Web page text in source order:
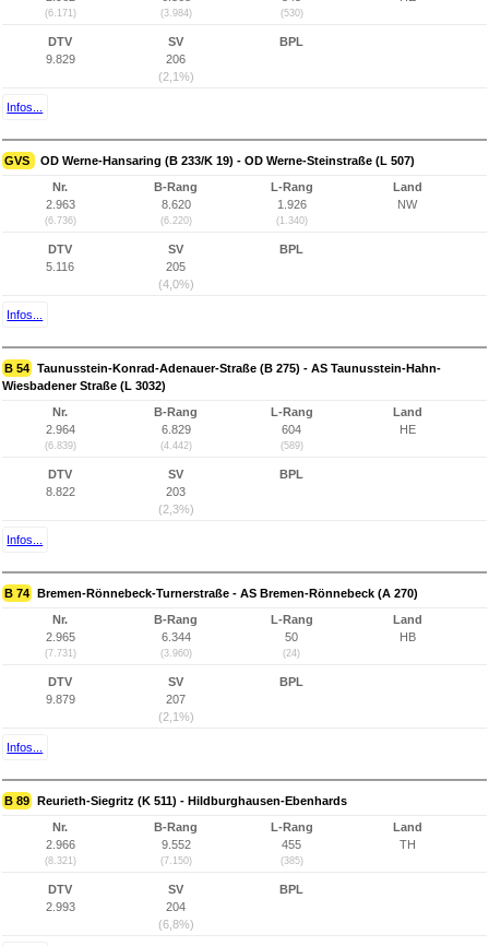
(6.171) (3.984) (530)
DTV
9.829
SV
206
(2,1%)
BPL
Infos...
GVS OD Werne-Hansaring (B 233/K 19) - OD Werne-Steinstraße (L 507)
Nr.
2.963
(6.736)
B-Rang
8.620
(6.220)
L-Rang
1.926
(1.340)
Land
NW
DTV
5.116
SV
205
(4,0%)
BPL
Infos...
B 54 Taunusstein-Konrad-Adenauer-Straße (B 275) - AS Taunusstein-Hahn-
Wiesbadener Straße (L 3032)
Nr.
2.964
(6.839)
B-Rang
6.829
(4.442)
L-Rang
604
(589)
Land
HE
DTV
8.822
SV
203
(2,3%)
BPL
Infos...
B 74 Bremen-Rönnebeck-Turnerstraße - AS Bremen-Rönnebeck (A 270)
Nr.
2.965
(7.731)
B-Rang
6.344
(3.960)
L-Rang
50
(24)
Land
HB
DTV
9.879
SV
207
(2,1%)
BPL
Infos...
B 89 Reurieth-Siegritz (K 511) - Hildburghausen-Ebenhards
Nr.
2.966
(8.321)
B-Rang
9.552
(7.150)
L-Rang
455
(385)
Land
TH
DTV
2.993
SV
204
(6,8%)
BPL